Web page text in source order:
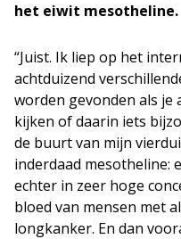
het eiwit mesotheline.
“Juist. Ik liep op het
achtduizend
worden gevonden als je
kijken of daarin iets
de buurt van mijn
inderdaad mesotheline:
echter in zeer hoge
bloed van mensen met
longkanker. En dan